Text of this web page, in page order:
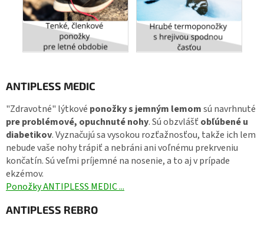
ANTIPLESS MEDIC
"Zdravotné" lýtkové ponožky s jemným lemomsú navrhnuté
pre problémové, opuchnuté nohy. Sú obzvlášťobľúbené u
diabetikov. Vyznačujú sa vysokou rozťažnosťou, takže ich lem
nebude vaše nohy trápiť a nebráni ani voľnému prekrveniu
končatín. Sú veľmi príjemné na nosenie, a to aj v prípade
ekzémov.
Ponožky ANTIPLESS MEDIC ...
ANTIPLESS REBRO